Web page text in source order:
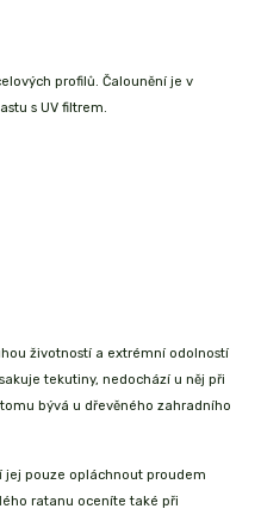
profilů. Čalounění je v
s UV filtrem
životnostía extrémní odolností
tekutiny, nedochází u něj při
bývá u dřevěného zahradního
jej pouze opláchnout proudem
ratanu oceníte také při